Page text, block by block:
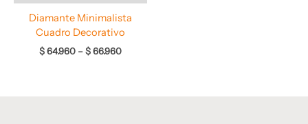
Diamante Minimalista
Cuadro Decorativo
$64.960 –$66.960